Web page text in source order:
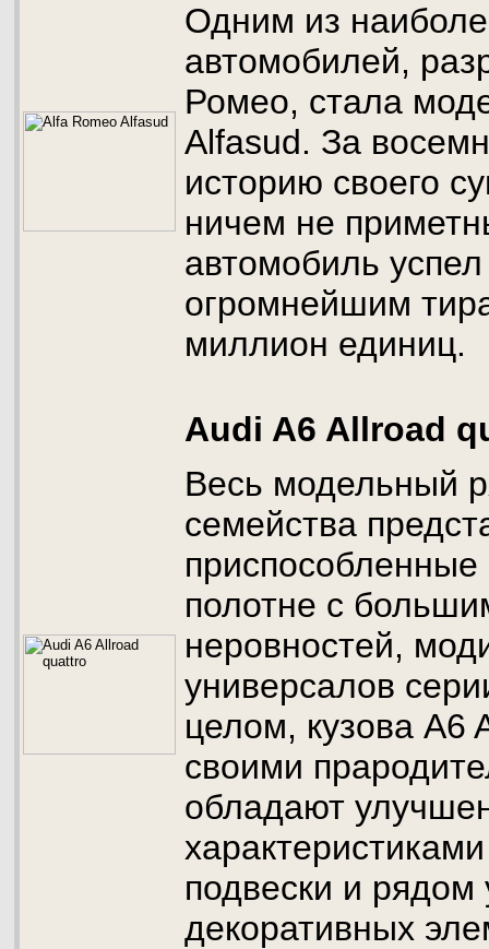
Одним из
автомобилей,
Ромео, стала
Alfasud. За
историю своего
ничем не
автомобиль
огромнейшим
миллион единиц.
Audi A6 Allroad
Весь модельный
семейства
полотне с
неровностей,
универсалов
целом, кузова A6
своими
обладают
подвески и рядом
декоративных